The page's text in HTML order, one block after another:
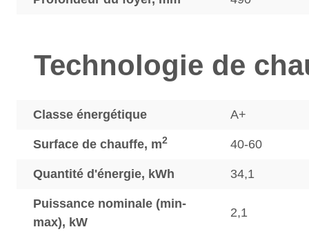
Technologie de
Classe énergétique A+
Surface de chauffe, m2 40-60
Quantité d'énergie, kWh 34,1
Puissance nominale (min-
max), kW
2,1